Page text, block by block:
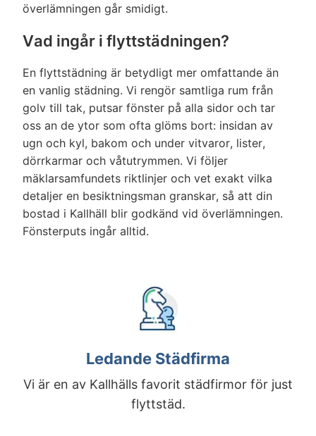
överlämningen går smidigt.
Vad ingår i flyttstädningen?
En flyttstädning är betydligt mer omfattande än
en vanlig städning. Vi rengör samtliga rum från
golv till tak, putsar fönster på alla sidor och tar
oss an de ytor som ofta glöms bort: insidan av
ugn och kyl, bakom och under vitvaror, lister,
dörrkarmar och våtutrymmen. Vi följer
mäklarsamfundets riktlinjer och vet exakt vilka
detaljer en besiktningsman granskar, så att din
bostad i Kallhäll blir godkänd vid överlämningen.
Fönsterputs ingår alltid.
Ledande Städfirma
Vi är en av Kallhälls favorit städfirmor för just
flyttstäd.